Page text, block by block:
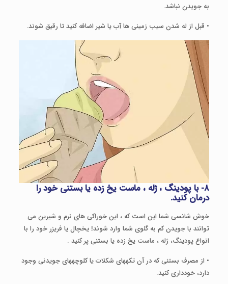
به جویدن نباشد.
• قبل از له شدن سیب زمینی ها آب یا شیر اضافه کنید تا رقیق شوند.
۸- با پودینگ ، ژله ، ماست یخ زده یا بستنی خود را
درمان کنید.
خوش شانسی شما این است که ، این خوراکی های نرم و شیرین می
توانند با جویدن کم به گلوی شما وارد شوند! یخچال یا فریزر خود را با
انواع پودینگ، ژله ، ماست یخ زده یا بستنی پر کنید .
• از مصرف بستنی که در آن تکه­های شکلات یا کلوچه­های جویدنی وجود
دارد، خودداری کنید.